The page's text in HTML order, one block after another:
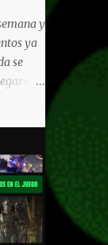
y
ya
se
a
para